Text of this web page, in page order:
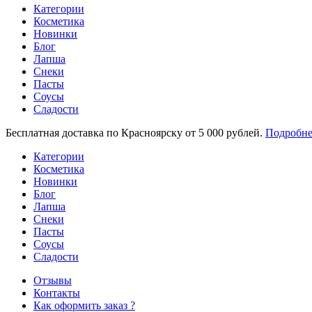
Категории
Косметика
Новинки
Блог
Лапша
Снеки
Пасты
Соусы
Сладости
Бесплатная доставка по Красноярску от 5 000 рублей.
Категории
Косметика
Новинки
Блог
Лапша
Снеки
Пасты
Соусы
Сладости
Отзывы
Контакты
Как оформить заказ ?